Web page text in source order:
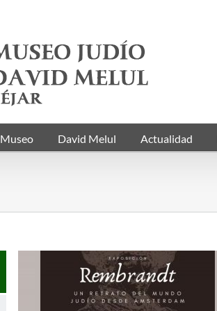
Museo David Melul Actualidad